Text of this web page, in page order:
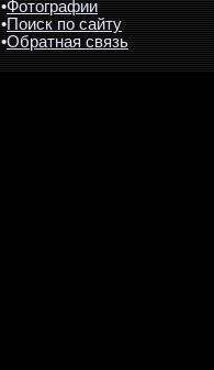
•Фотографии
•Поиск по сайту
•Обратная связь